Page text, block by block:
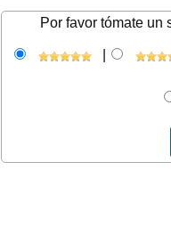
Por favor tómate un